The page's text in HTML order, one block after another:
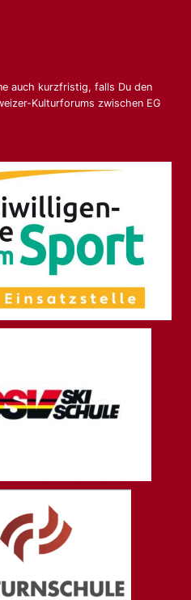
auch kurzfristig, falls Du den
Kulturforums zwischen EG